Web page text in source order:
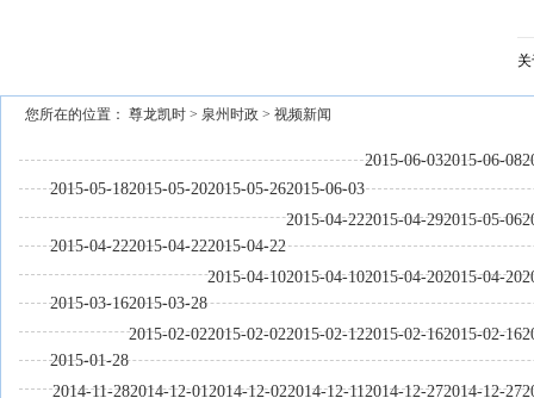
您所在的位置： 尊龙凯时 > 泉州时政 > 视频新闻
2015-06-08
2015-06-03
2015-06-03
2015-05-26
2015-05-20
2015-05-18
2015-05-06
2015-04-29
2015-04-22
2015-04-22
2015-04-22
2015-04-22
2015-04-20
2015-04-20
2015-04-10
2015-04-10
2015-03-28
2015-03-16
2015-02-16
2015-02-16
2015-02-12
2015-02-02
2015-02-02
2015-01-28
2014-12-27
2014-12-27
2014-12-11
2014-12-02
2014-12-01
2014-11-28